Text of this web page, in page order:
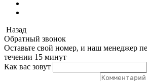
Назад
Обратный звонок
Оставьте свой номер, и наш менеджер
течении 15 минут
Как вас зовут